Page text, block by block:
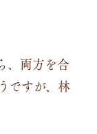
、両方を合
ですが、林